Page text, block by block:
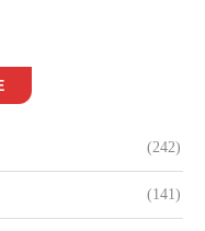
(242)
(141)